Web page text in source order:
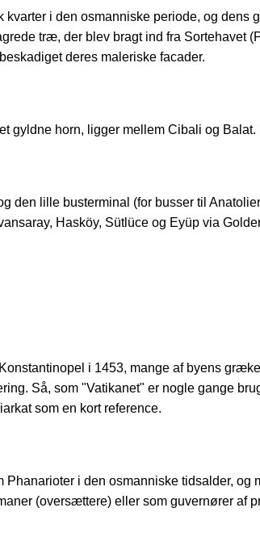
i den osmanniske periode, og
træ, der blev bragt ind fra Sortehavet
deres maleriske facader.
gyldne horn, ligger mellem Cibali og
den lille busterminal (for busser til
Hasköy, Sütlüce og Eyüp via
i 1453, mange af byens
Så, som "Vatikanet" er nogle gange
som en kort reference.
Phanarioter i den osmanniske tidsalder,
(oversættere) eller som guvernører af